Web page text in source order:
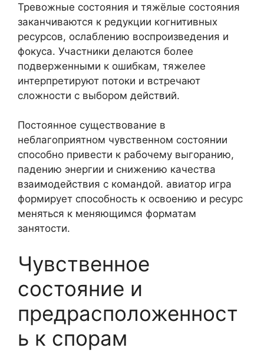
Тревожные состояния и тяжёлые состояния
заканчиваются к редукции когнитивных
ресурсов, ослаблению воспроизведения и
фокуса. Участники делаются более
подверженными к ошибкам, тяжелее
интерпретируют потоки и встречают
сложности с выбором действий.
Постоянное существование в
неблагоприятном чувственном состоянии
способно привести к рабочему выгоранию,
падению энергии и снижению качества
взаимодействия с командой. авиатор игра
формирует способность к освоению и ресурс
меняться к меняющимся форматам
занятости.
Чувственное
состояние и
предрасположенност
ь к спорам